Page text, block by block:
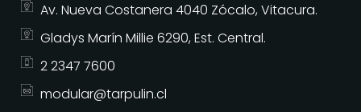
Av. Nueva Costanera 4040 Zócalo, Vitacura.
Gladys Marín Millie 6290, Est. Central.
2 2347 7600
modular@tarpulin.cl